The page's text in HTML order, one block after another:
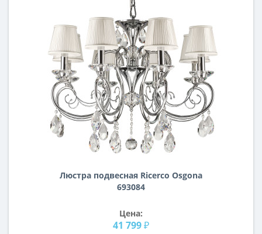
Люстра подвесная Ricerco Osgona
693084
Цена:
41 799 ₽